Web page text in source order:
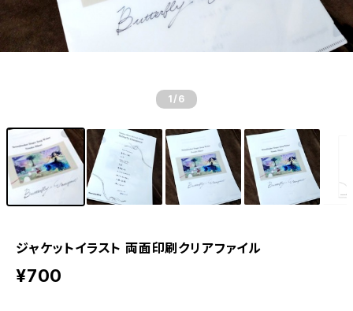
1 /6
ジャケットイラスト 両面印刷クリアファイル
¥700